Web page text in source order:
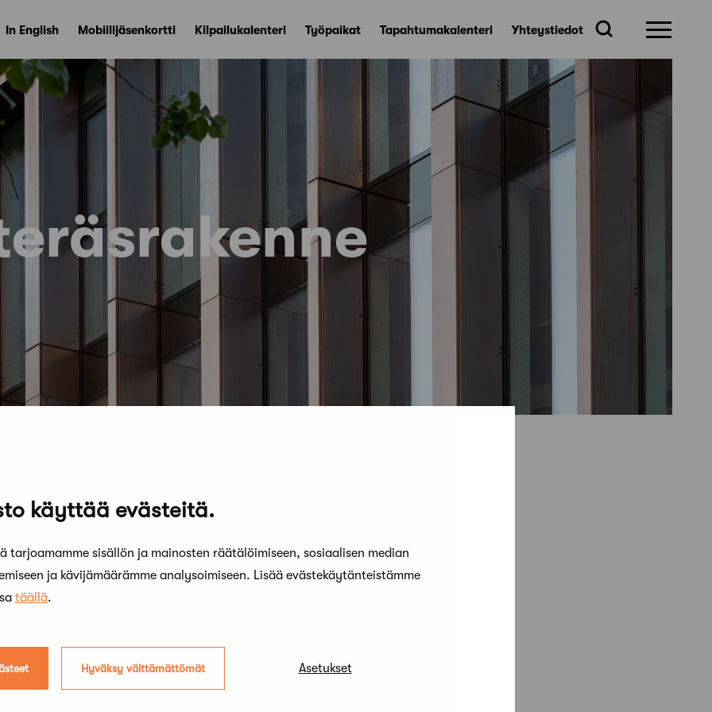
käyttää evästeitä.
tarjoamamme sisällön ja mainosten räätälöimiseen, sosiaalisen median
ja kävijämäärämme analysoimiseen. Lisää evästekäytänteistämme
täällä.
Hyväksy välttämättömät Asetukset
In English Mobiilijäsenkortti Kilpailukalenteri Työpaikat Tapahtumakalenteri Yhteystiedot